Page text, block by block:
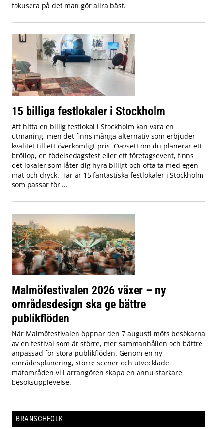
fokusera på det man gör allra bäst.
15 billiga festlokaler i Stockholm
Att hitta en billig festlokal i Stockholm kan vara en
utmaning, men det finns många alternativ som erbjuder
kvalitet till ett överkomligt pris. Oavsett om du planerar ett
bröllop, en födelsedagsfest eller ett företagsevent, finns
det lokaler som låter dig hyra billigt och ofta ta med egen
mat och dryck. Här är 15 fantastiska festlokaler i Stockholm
som passar för ...
Malmöfestivalen 2026 växer – ny
områdesdesign ska ge bättre
publikflöden
När Malmöfestivalen öppnar den 7 augusti möts besökarna
av en festival som är större, mer sammanhållen och bättre
anpassad för stora publikflöden. Genom en ny
områdesplanering, större scener och utvecklade
matområden vill arrangören skapa en ännu starkare
besöksupplevelse.
BRANSCHFOLK